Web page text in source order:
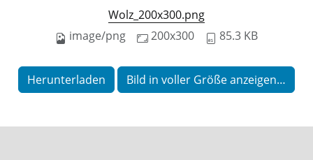
Wolz_200x300.png
image/png
200x300 85.3 KB
Herunterladen Bild in voller Größe anzeigen…